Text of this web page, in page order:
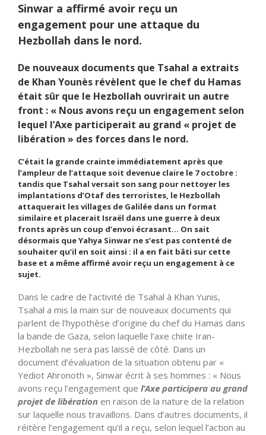
Sinwar a affirmé avoir reçu un
engagement pour une attaque du
Hezbollah dans le nord.
De nouveaux documents que Tsahal a extraits
de Khan Younès révèlent que le chef du Hamas
était sûr que le Hezbollah ouvrirait un autre
front : « Nous avons reçu un engagement selon
lequel l’Axe participerait au grand « projet de
libération » des forces dans le nord.
C’était la grande crainte immédiatement après que
l’ampleur de l’attaque soit devenue claire le 7 octobre :
tandis que Tsahal versait son sang pour nettoyer les
implantations d’Otaf des terroristes, le Hezbollah
attaquerait les villages de Galilée dans un format
similaire et placerait Israël dans une guerre à deux
fronts après un coup d’envoi écrasant… On sait
désormais que Yahya Sinwar ne s’est pas contenté de
souhaiter qu’il en soit ainsi : il a en fait bâti sur cette
base et a même affirmé avoir reçu un engagement à ce
sujet.
Dans le cadre de l’activité de Tsahal à Khan Yunis,
Tsahal a mis la main sur de nouveaux documents qui
parlent de l’hypothèse d’origine du chef du Hamas dans
la bande de Gaza, selon laquelle l’axe chiite Iran-
Hezbollah ne sera pas laissé de côté. Dans un
document d’évaluation de la situation obtenu par «
Yediot Ahronoth », Sinwar écrit à ses hommes : « Nous
avons reçu l’engagement que l’Axe participera au grand
projet de libération en raison de la nature de la relation
sur laquelle nous travaillons. Dans d’autres documents, il
réitère l’engagement qu’il a reçu, selon lequel l’action au